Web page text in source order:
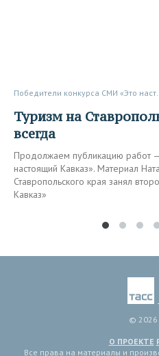
Победители конкурса СМИ «Это настоящий Кавказ»
Туризм на Ставрополье: рады гостям
всегда
Продолжаем публикацию работ
настоящий Кавказ». Материал
Ставропольского края занял
Кавказ»
© 2026
О ПРОЕКТЕ
Все права на материалы и